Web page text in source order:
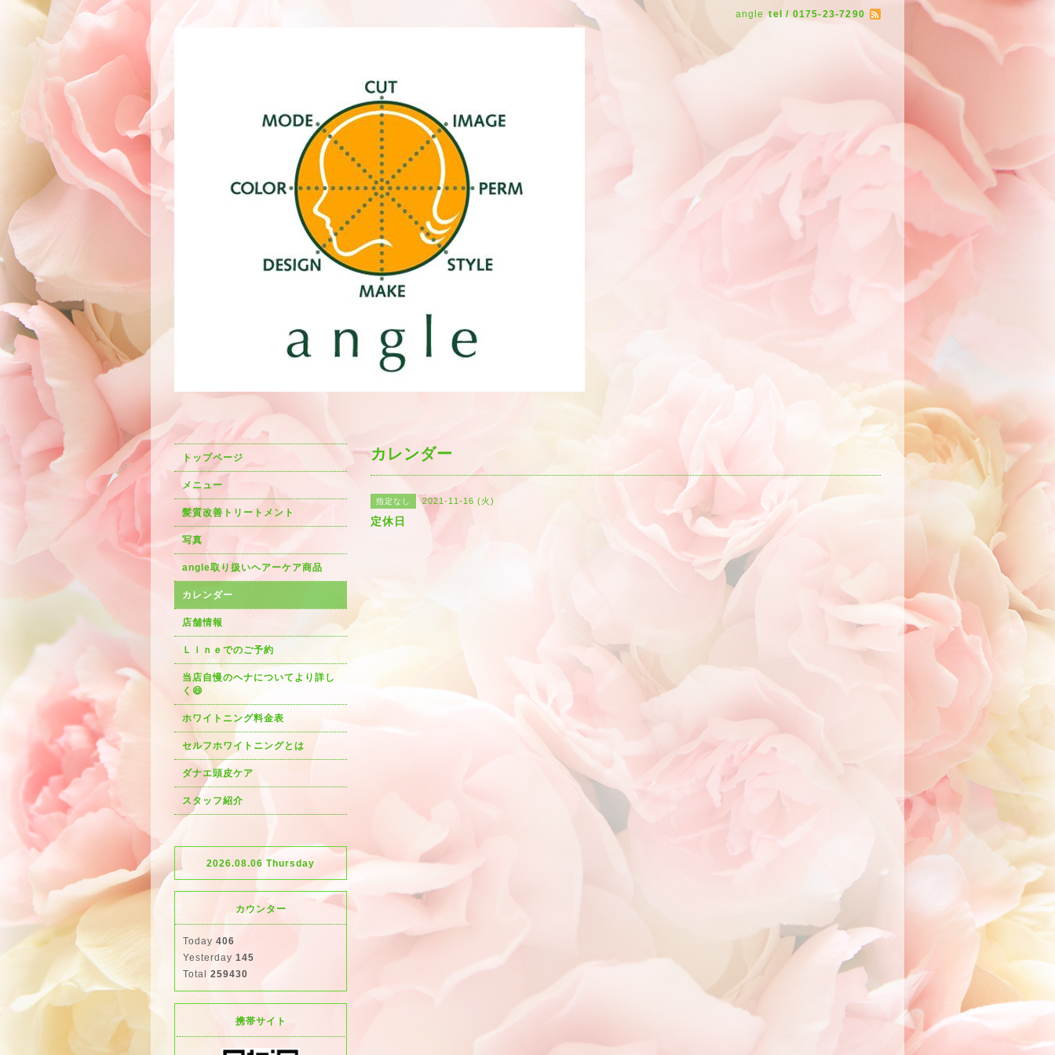
angle tel / 0175-23-7290
カレンダー
指定なし 2021-11-16 (火)
定休日
トップページ
メニュー
髪質改善トリートメント
写真
angle取り扱いヘアーケア商品
カレンダー
店舗情報
Ｌｉｎｅでのご予約
当店自慢のヘナについてより詳し
く😄
ホワイトニング料金表
セルフホワイトニングとは
ダナエ頭皮ケア
スタッフ紹介
2026.08.06 Thursday
カウンター
Today 406
Yesterday 145
Total 259430
携帯サイト